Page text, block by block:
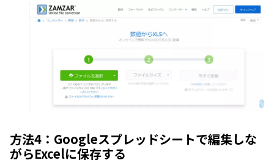
方法4：Googleスプレッドシートで編集しな
がらExcelに保存する